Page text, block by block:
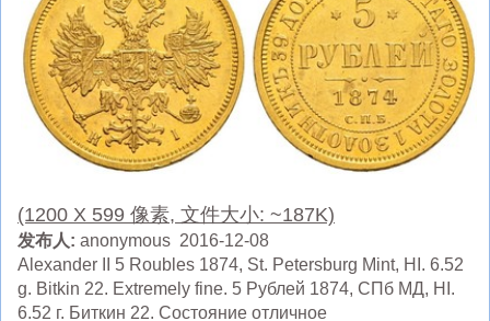
(1200 X 599 像素, 文件大小: ~187K)
发布人: anonymous 2016-12-08
Alexander II 5 Roubles 1874, St. Petersburg Mint, HI. 6.52
g. Bitkin 22. Extremely fine. 5 Рублей 1874, СПб МД, HI.
6.52 г. Биткин 22. Состояние отличное